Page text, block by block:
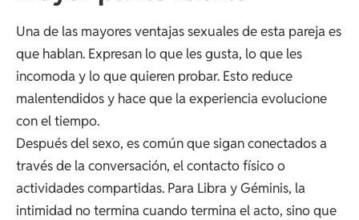
Una de las mayores ventajas sexuales de esta pareja es
que hablan. Expresan lo que les gusta, lo que les
incomoda y lo que quieren probar. Esto reduce
malentendidos y hace que la experiencia evolucione
con el tiempo.
Después del sexo, es común que sigan conectados a
través de la conversación, el contacto físico o
actividades compartidas. Para Libra y Géminis, la
intimidad no termina cuando termina el acto, sino que